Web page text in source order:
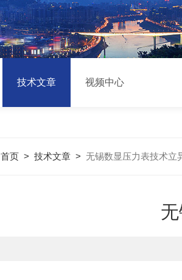
技术文章 视频中心
首页> 技术文章> 无锡数显压力表技术立